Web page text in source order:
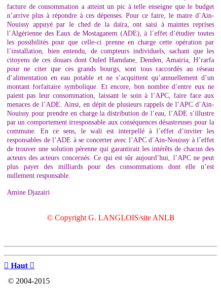
facture de consommation a atteint un pic à telle enseigne que le budget
n’arrive plus à répondre à ces dépenses. Pour ce faire, le maire d’Ain-
Nouissy appuyé par le ched de la daïra, ont saisi à maintes reprises
l’Algérienne des Eaux de Mostaganem (ADE), à l’effet d’étudier toutes
les possibilités pour que celle-ci prenne en charge cette opération par
l’installation, bien entendu, de compteurs individuels, sachant que les
citoyens de ces douars dont Ouled Hamdane, Denden, Amairia, H’rarfa
pour ne citer que ces grands bourgs, sont tous raccordés au réseau
d’alimentation en eau potable et ne s’acquittent qu’annuellement d’un
montant forfaitaire symbolique. Et encore, bon nombre d’entre eux ne
paient pas leur consommation, laissant le soin à l’APC, faire face aux
menaces de l’ADE. Ainsi, en dépit de plusieurs rappels de l’APC d’Ain-
Nouissy pour prendre en charge la distribution de l’eau, l’ADE s’illustre
par un comportement irresponsable aux conséquences désastreuses pour la
commune. En ce sens, le wali est interpellé à l’effet d’inviter les
responsables de l’ADE à se concerter avec l’APC d’Ain-Nouissy à l’effet
de trouver une solution pérenne qui garantirait les intérêts de chacun des
acteurs des acteurs concernés. Ce qui est sûr aujourd’hui, l’APC ne peut
plus payer des milliards pour des consommations dont elle n’est
nullement responsable.
Amine Djazairi
© Copyright G. LANGLOIS/site ANLB
 Haut 
© 2004-2015